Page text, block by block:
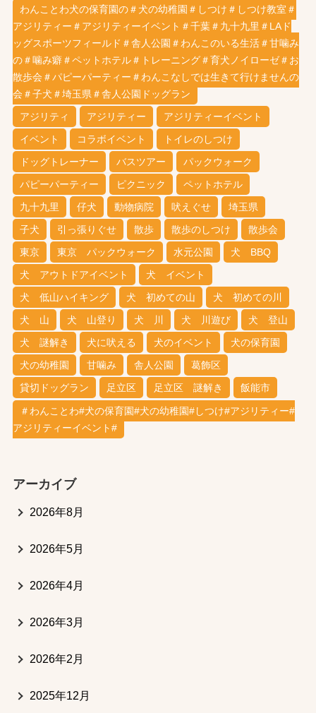
わんことわ犬の保育園の＃犬の幼稚園＃しつけ＃しつけ教室＃
アジリティー＃アジリティーイベント＃千葉＃九十九里＃LAド
ッグスポーツフィールド＃舎人公園＃わんこのいる生活＃甘噛み
の＃噛み癖＃ペットホテル＃トレーニング＃育犬ノイローゼ＃お
散歩会＃パピーパーティー＃わんこなしでは生きて行けませんの
会＃子犬＃埼玉県＃舎人公園ドッグラン
アジリティ アジリティー アジリティーイベント
イベント コラボイベント トイレのしつけ
ドッグトレーナー バスツアー パックウォーク
パピーパーティー ピクニック ペットホテル
九十九里 仔犬 動物病院 吠えぐせ 埼玉県
子犬 引っ張りぐせ 散歩 散歩のしつけ 散歩会
東京 東京 パックウォーク 水元公園 犬 BBQ
犬 アウトドアイベント 犬 イベント
犬 低山ハイキング 犬 初めての山 犬 初めての川
犬 山 犬 山登り 犬 川 犬 川遊び 犬 登山
犬 謎解き 犬に吠える 犬のイベント 犬の保育園
犬の幼稚園 甘噛み 舎人公園 葛飾区
貸切ドッグラン 足立区 足立区 謎解き 飯能市
＃わんことわ#犬の保育園#犬の幼稚園#しつけ#アジリティー#
アジリティーイベント#
アーカイブ
2026年8月
2026年5月
2026年4月
2026年3月
2026年2月
2025年12月